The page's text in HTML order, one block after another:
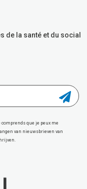
de la santé et du social
comprends que je peux me
van nieuwsbrieven van